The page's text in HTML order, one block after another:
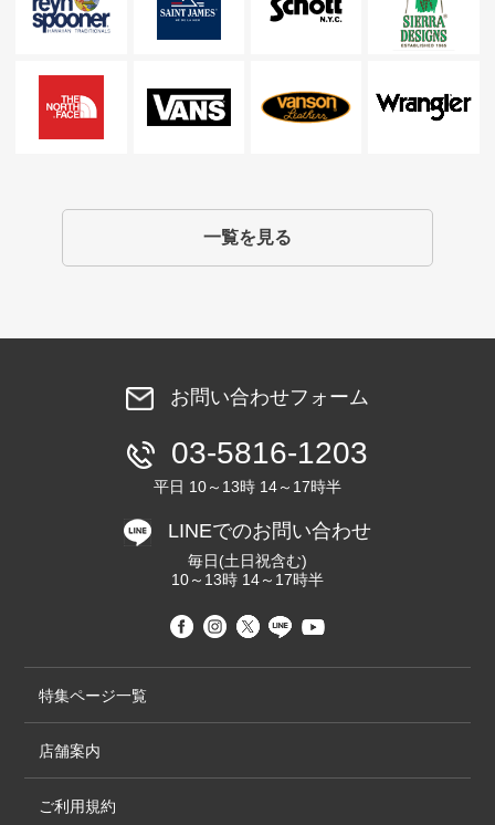
一覧を見る
お問い合わせフォーム
03-5816-1203
平日 10～13時 14～17時半
LINEでのお問い合わせ
毎日(土日祝含む)
10～13時 14～17時半
特集ページ一覧
店舗案内
ご利用規約